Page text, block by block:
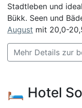
Stadtleben und
Bükk. Seen und
August mit 20,0-
Mehr Details zur
🛏️ Hotel